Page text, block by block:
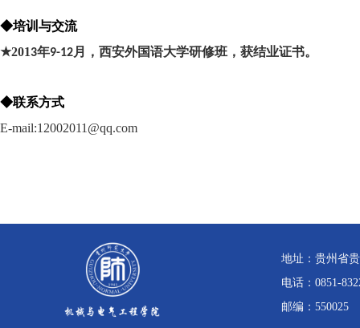
◆培训与交流
★2013年9-12月，西安外国语大学研修班，获结业证书。
◆联系方式
E-mail:12002011 @qq.com
地址：贵州省
电话：0851-
邮编：550025